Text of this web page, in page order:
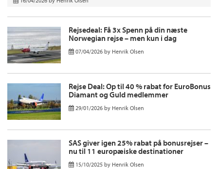
Rejsedeal: Få 3x Spenn på din næste
Norwegian rejse – men kun i dag
07/04/2026 by Henrik Olsen
Rejse Deal: Op til 40 % rabat for EuroBonus
Diamant og Guld medlemmer
29/01/2026 by Henrik Olsen
SAS giver igen 25% rabat på bonusrejser –
nu til 11 europæiske destinationer
15/10/2025 by Henrik Olsen